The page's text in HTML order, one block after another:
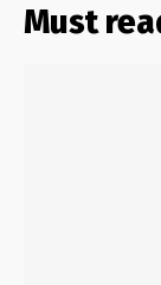
Must